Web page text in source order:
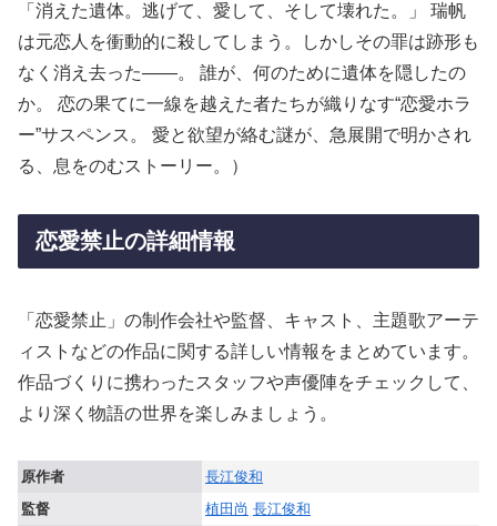
「消えた遺体。逃げて、愛して、そして壊れた。」 瑞帆
は元恋人を衝動的に殺してしまう。しかしその罪は跡形も
なく消え去った――。 誰が、何のために遺体を隠したの
か。 恋の果てに一線を越えた者たちが織りなす“恋愛ホラ
ー”サスペンス。 愛と欲望が絡む謎が、急展開で明かされ
る、息をのむストーリー。）
恋愛禁止の詳細情報
「恋愛禁止」の制作会社や監督、キャスト、主題歌アーテ
ィストなどの作品に関する詳しい情報をまとめています。
作品づくりに携わったスタッフや声優陣をチェックして、
より深く物語の世界を楽しみましょう。
原作者
長江俊和
監督
植田尚 長江俊和